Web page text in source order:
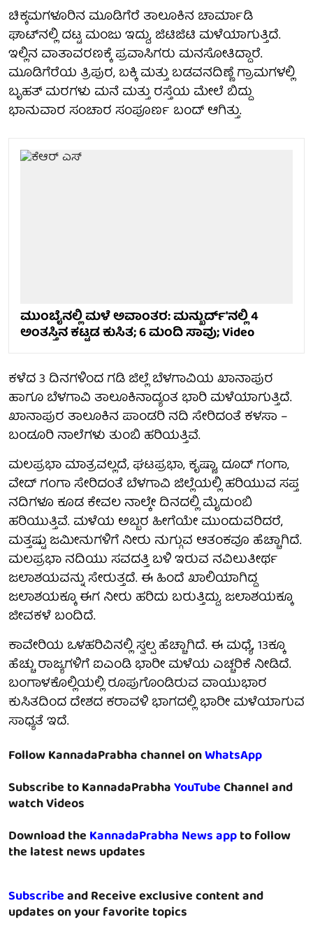
ಚಿಕ್ಕಮಗಳೂರಿನ ಮೂಡಿಗೆರೆ ತಾಲೂಕಿನ ಚಾರ್ಮಾಡಿ
ಘಾಟ್‌ನಲ್ಲಿ ದಟ್ಟ ಮಂಜು ಇದ್ದು, ಜಿಟಿಜಿಟಿ ಮಳೆಯಾಗುತ್ತಿದೆ.
ಇಲ್ಲಿನ ವಾತಾವರಣಕ್ಕೆ ಪ್ರವಾಸಿಗರು ಮನಸೋತಿದ್ದಾರೆ.
ಮೂಡಿಗೆರೆಯ ತ್ರಿಪುರ, ಬಕ್ಕಿ ಮತ್ತು ಬಡವನದಿಣ್ಣೆ ಗ್ರಾಮಗಳಲ್ಲಿ
ಬೃಹತ್ ಮರಗಳು ಮನೆ ಮತ್ತು ರಸ್ತೆಯ ಮೇಲೆ ಬಿದ್ದು
ಭಾನುವಾರ ಸಂಚಾರ ಸಂಪೂರ್ಣ ಬಂದ್ ಆಗಿತ್ತು.
ಮುಂಬೈನಲ್ಲಿ ಮಳೆ ಅವಾಂತರ: ಮನ್ಖುರ್ದ್'ನಲ್ಲಿ 4
ಅಂತಸ್ತಿನ ಕಟ್ಟಡ ಕುಸಿತ; 6 ಮಂದಿ ಸಾವು; Video
ಕಳೆದ 3 ದಿನಗಳಿಂದ ಗಡಿ ಜಿಲ್ಲೆ ಬೆಳಗಾವಿಯ ಖಾನಾಪುರ
ಹಾಗೂ ಬೆಳಗಾವಿ ತಾಲೂಕಿನಾದ್ಯಂತ ಭಾರಿ ಮಳೆಯಾಗುತ್ತಿದೆ.
ಖಾನಾಪುರ ತಾಲೂಕಿನ ಪಾಂಡರಿ ನದಿ ಸೇರಿದಂತೆ ಕಳಸಾ –
ಬಂಡೂರಿ ನಾಲೆಗಳು ತುಂಬಿ ಹರಿಯತ್ತಿವೆ.
ಮಲಪ್ರಭಾ ಮಾತ್ರವಲ್ಲದೆ, ಘಟಪ್ರಭಾ, ಕೃಷ್ಣಾ, ದೂದ್ ಗಂಗಾ,
ವೇದ್ ಗಂಗಾ ಸೇರಿದಂತೆ ಬೆಳಗಾವಿ ಜಿಲ್ಲೆಯಲ್ಲಿ ಹರಿಯುವ ಸಪ್ತ
ನದಿಗಳೂ ಕೂಡ ಕೇವಲ ನಾಲ್ಕೇ ದಿನದಲ್ಲಿ ಮೈದುಂಬಿ
ಹರಿಯುತ್ತಿವೆ. ಮಳೆಯ ಅಬ್ಬರ ಹೀಗೆಯೇ ಮುಂದುವರಿದರೆ,
ಮತ್ತಷ್ಟು ಜಮೀನುಗಳಿಗೆ ನೀರು ನುಗ್ಗುವ ಆತಂಕವೂ ಹೆಚ್ಚಾಗಿದೆ.
ಮಲಪ್ರಭಾ ನದಿಯು ಸವದತ್ತಿ ಬಳಿ ಇರುವ ನವಿಲುತೀರ್ಥ
ಜಲಾಶಯವನ್ನು ಸೇರುತ್ತದೆ. ಈ ಹಿಂದೆ ಖಾಲಿಯಾಗಿದ್ದ
ಜಲಾಶಯಕ್ಕೂ ಈಗ ನೀರು ಹರಿದು ಬರುತ್ತಿದ್ದು, ಜಲಾಶಯಕ್ಕೂ
ಜೀವಕಳೆ ಬಂದಿದೆ.
ಕಾವೇರಿಯ ಒಳಹರಿವಿನಲ್ಲಿ ಸ್ವಲ್ಪ ಹೆಚ್ಚಾಗಿದೆ. ಈ ಮಧ್ಯೆ, 13ಕ್ಕೂ
ಹೆಚ್ಚು ರಾಜ್ಯಗಳಿಗೆ ಐಎಂಡಿ ಭಾರೀ ಮಳೆಯ ಎಚ್ಚರಿಕೆ ನೀಡಿದೆ.
ಬಂಗಾಳಕೊಲ್ಲಿಯಲ್ಲಿ ರೂಪುಗೊಂಡಿರುವ ವಾಯುಭಾರ
ಕುಸಿತದಿಂದ ದೇಶದ ಕರಾವಳಿ ಭಾಗದಲ್ಲಿ ಭಾರೀ ಮಳೆಯಾಗುವ
ಸಾಧ್ಯತೆ ಇದೆ.
Follow KannadaPrabha channel onWhatsApp
Subscribe to KannadaPrabhaYouTubeChannel and
watch Videos
Download theKannadaPrabha News appto follow
the latest news updates
Subscribeand Receive exclusive content and
updates on your favorite topics